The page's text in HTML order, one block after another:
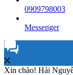
0909798003
Messenger
Xin chào! Hải